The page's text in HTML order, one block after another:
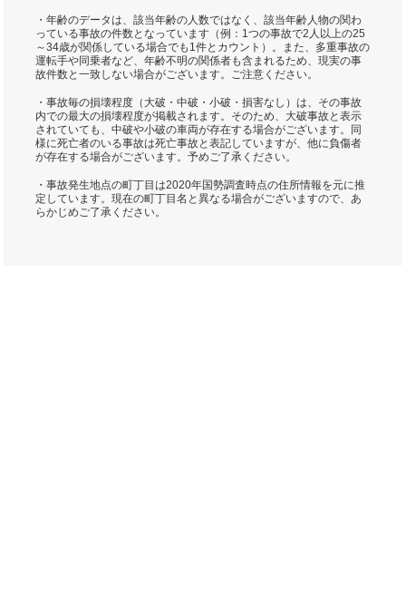
・年齢のデータは、該当年齢の人数ではなく、該当年齢人物の関わ
っている事故の件数となっています（例：1つの事故で2人以上の25
～34歳が関係している場合でも1件とカウント）。また、多重事故の
運転手や同乗者など、年齢不明の関係者も含まれるため、現実の事
故件数と一致しない場合がございます。ご注意ください。
・事故毎の損壊程度（大破・中破・小破・損害なし）は、その事故
内での最大の損壊程度が掲載されます。そのため、大破事故と表示
されていても、中破や小破の車両が存在する場合がございます。同
様に死亡者のいる事故は死亡事故と表記していますが、他に負傷者
が存在する場合がございます。予めご了承ください。
・事故発生地点の町丁目は2020年国勢調査時点の住所情報を元に推
定しています。現在の町丁目名と異なる場合がございますので、あ
らかじめご了承ください。